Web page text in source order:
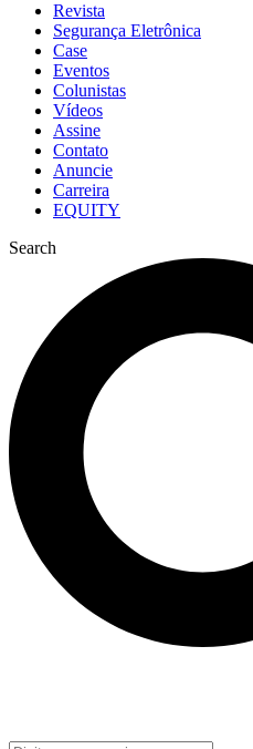
Revista
Segurança Eletrônica
Case
Eventos
Colunistas
Vídeos
Assine
Contato
Anuncie
Carreira
EQUITY
Search